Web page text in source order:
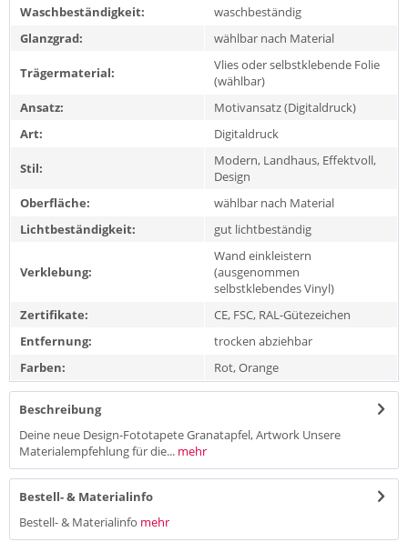
Waschbeständigkeit:
waschbeständig
Glanzgrad:
wählbar nach Material
Trägermaterial:
Vlies oder selbstklebende Folie
(wählbar)
Ansatz:
Motivansatz (Digitaldruck)
Art:
Digitaldruck
Stil:
Modern, Landhaus, Effektvoll,
Design
Oberfläche:
wählbar nach Material
Lichtbeständigkeit:
gut lichtbeständig
Verklebung:
Wand einkleistern
(ausgenommen
selbstklebendes Vinyl)
Zertifikate:
CE, FSC, RAL-Gütezeichen
Entfernung:
trocken abziehbar
Farben:
Rot, Orange
Beschreibung
Deine neue Design-Fototapete Granatapfel, Artwork Unsere
Materialempfehlung für die... mehr
Bestell- & Materialinfo
Bestell- & Materialinfo mehr